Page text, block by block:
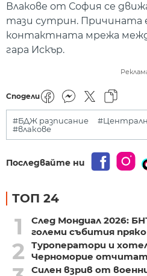
Влакове от София се
тази сутрин. Причината
контактната мрежа
гара Искър.
Сподели
#БДЖ разписание
#влакове
Последвайте ни
ТОП 24
1
След Мондиал 2026:
големи събития пряко
2
Туроператори и
Черноморие отчитат
Силен взрив от